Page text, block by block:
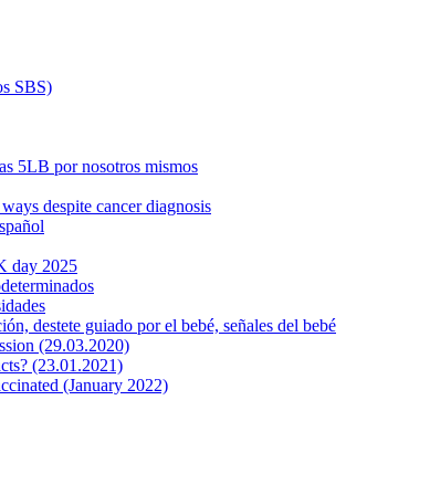
SBS)
5LB por nosotros mismos
despite cancer diagnosis
day 2025
destete guiado por el bebé, señales del bebé
(29.03.2020)
(23.01.2021)
(January 2022)